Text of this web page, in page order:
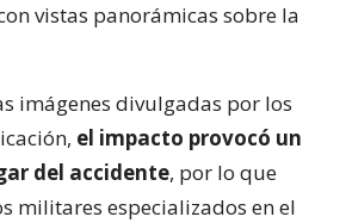
vistas panorámicas sobre la
imágenes divulgadas por los
el impacto provocó un
del accidente, por lo que
militares especializados en el